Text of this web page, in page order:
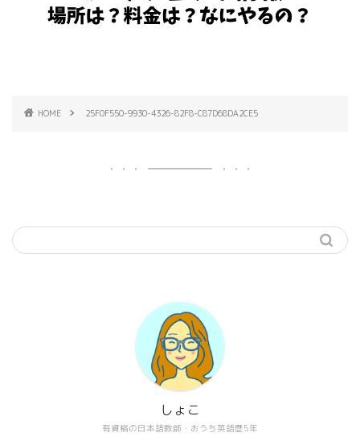
HOME 25F0F550-9930-4326-82F8-C87D68DA2CE5
有資格の日本語教師・おうち英語歴5年
しょこ